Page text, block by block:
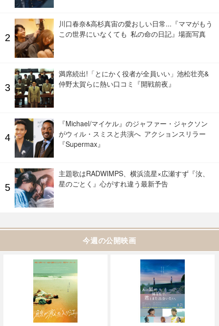
川口春奈&高杉真宙の愛おしい日常...『ママがもう
この世界にいなくても 私の命の日記』場面写真
満席続出!「とにかく役者が全員いい」池松壮亮&
仲野太賀らに熱い口コミ『開戦前夜』
『Michael/マイケル』のジャファー・ジャクソン
がウィル・スミスと共演へ アクションスリラー
『Supermax』
主題歌はRADWIMPS、横浜流星×広瀬すず『汝、
星のごとく』心がすれ違う最新予告
今週の公開映画